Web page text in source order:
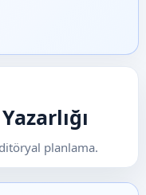
planlama.